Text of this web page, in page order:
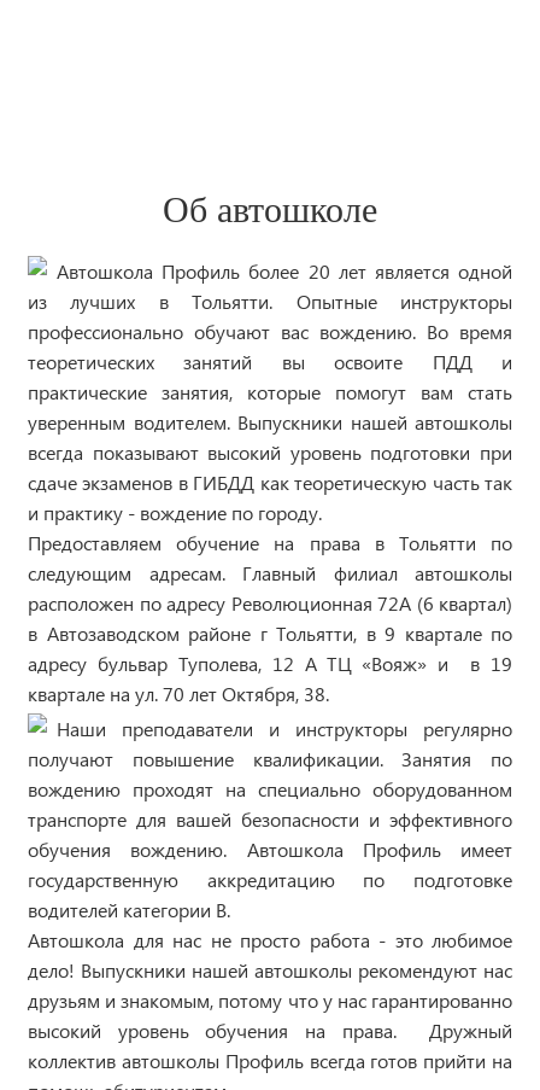
Об автошколе
Автошкола Профиль более 20 лет является одной
из лучших в Тольятти. Опытные инструкторы
профессионально обучают вас вождению. Во время
теоретических занятий вы освоите ПДД и
практические занятия, которые помогут вам стать
уверенным водителем. Выпускники нашей автошколы
всегда показывают высокий уровень подготовки при
сдаче экзаменов в ГИБДД как теоретическую часть так
и практику - вождение по городу.
Предоставляем обучение на права в Тольятти по
следующим адресам. Главный филиал автошколы
расположен по адресу Революционная 72А (6 квартал)
в Автозаводском районе г Тольятти, в 9 квартале по
адресу бульвар Туполева, 12 А ТЦ «Вояж» и в 19
квартале на ул. 70 лет Октября, 38.
Наши преподаватели и инструкторы регулярно
получают повышение квалификации. Занятия по
вождению проходят на специально оборудованном
транспорте для вашей безопасности и эффективного
обучения вождению. Автошкола Профиль имеет
государственную аккредитацию по подготовке
водителей категории В.
Автошкола для нас не просто работа - это любимое
дело! Выпускники нашей автошколы рекомендуют нас
друзьям и знакомым, потому что у нас гарантированно
высокий уровень обучения на права. Дружный
коллектив автошколы Профиль всегда готов прийти на